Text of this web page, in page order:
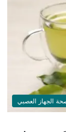
الجهاز العصبي